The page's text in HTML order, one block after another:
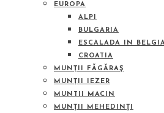
EUROPA
ALPI
BULGARIA
ESCALADA IN
CROATIA
MUNȚII FĂGĂRAŞ
MUNȚII IEZER
MUNTII MACIN
MUNŢII MEHEDINŢI